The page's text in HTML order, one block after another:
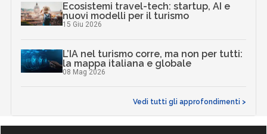
Ecosistemi travel-tech: startup, AI e
nuovi modelli per il turismo
15 Giu 2026
L’IA nel turismo corre, ma non per tutti:
la mappa italiana e globale
08 Mag 2026
Vedi tutti gli approfondimenti >